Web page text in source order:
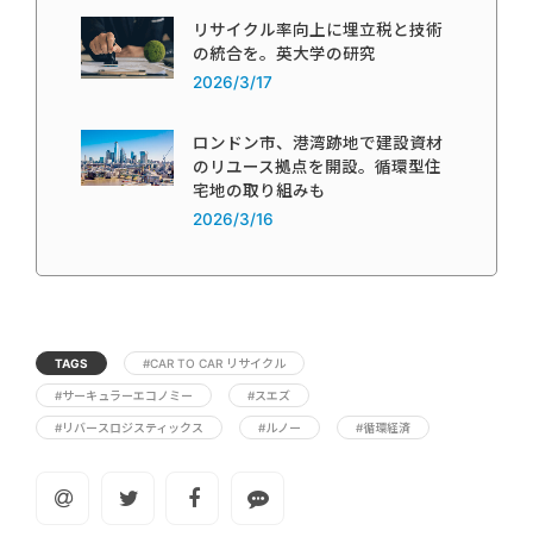
リサイクル率向上に埋立税と技術
の統合を。英大学の研究
2026/3/17
ロンドン市、港湾跡地で建設資材
のリユース拠点を開設。循環型住
宅地の取り組みも
2026/3/16
TAGS #CAR TO CAR リサイクル
#サーキュラーエコノミー #スエズ
#リバースロジスティックス #ルノー #循環経済